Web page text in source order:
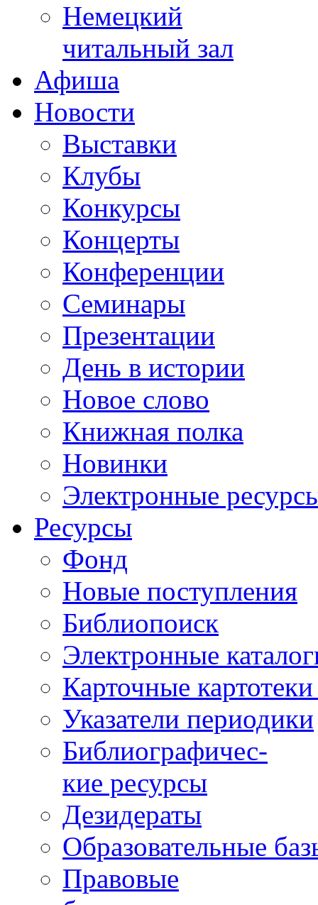
Немецкий
читальный зал
Афиша
Новости
Выставки
Клубы
Конкурсы
Концерты
Конференции
Семинары
Презентации
День в истории
Новое слово
Книжная полка
Новинки
Электронные
Ресурсы
Фонд
Новые поступления
Библиопоиск
Электронные
Карточные
Указатели периодики
Библиографичес-
кие ресурсы
Дезидераты
Образовательные
Правовые